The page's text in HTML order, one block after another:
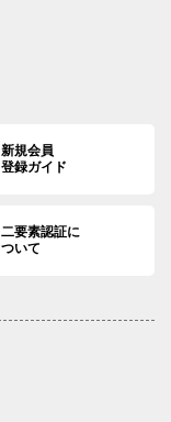
新規会員
登録ガイド
二要素認証に
ついて